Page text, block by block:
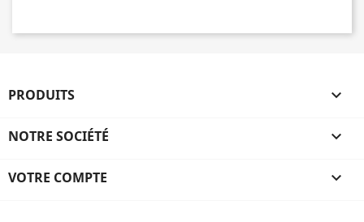
PRODUITS 
NOTRE SOCIÉTÉ 
VOTRE COMPTE 